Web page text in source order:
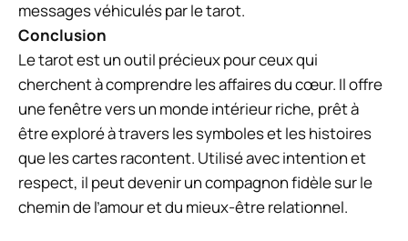
messages véhiculés par le tarot.
Conclusion
Le tarot est un outil précieux pour ceux qui
cherchent à comprendre les affaires du cœur. Il offre
une fenêtre vers un monde intérieur riche, prêt à
être exploré à travers les symboles et les histoires
que les cartes racontent. Utilisé avec intention et
respect, il peut devenir un compagnon fidèle sur le
chemin de l’amour et du mieux-être relationnel.